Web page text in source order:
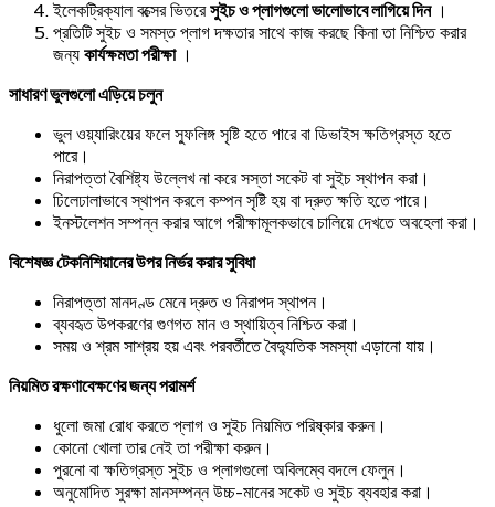
ইলেকট্রিক্যাল বক্সের ভিতরেসুইচ ও প্লাগগুলো ভালোভাবে লাগিয়ে দিন।
প্রতিটি সুইচ ও সমস্ত প্লাগ দক্ষতার সাথে কাজ করছে কিনা তা নিশ্চিত করার
জন্য কার্যক্ষমতা পরীক্ষা।
সাধারণ ভুলগুলো এড়িয়ে চলুন
ভুল ওয়্যারিংয়ের ফলে স্ফুলিঙ্গ সৃষ্টি হতে পারে বা ডিভাইস ক্ষতিগ্রস্ত হতে
পারে।
নিরাপত্তা বৈশিষ্ট্য উল্লেখ না করে সস্তা সকেট বা সুইচ স্থাপন করা।
ঢিলেঢালাভাবে স্থাপন করলে কম্পন সৃষ্টি হয় বা দ্রুত ক্ষতি হতে পারে।
ইনস্টলেশন সম্পন্ন করার আগে পরীক্ষামূলকভাবে চালিয়ে দেখতে অবহেলা করা।
বিশেষজ্ঞ টেকনিশিয়ানের উপর নির্ভর করার সুবিধা
নিরাপত্তা মানদণ্ড মেনে দ্রুত ও নিরাপদ স্থাপন।
ব্যবহৃত উপকরণের গুণগত মান ও স্থায়িত্ব নিশ্চিত করা।
সময় ও শ্রম সাশ্রয় হয় এবং পরবর্তীতে বৈদ্যুতিক সমস্যা এড়ানো যায়।
নিয়মিত রক্ষণাবেক্ষণের জন্য পরামর্শ
ধুলো জমা রোধ করতে প্লাগ ও সুইচ নিয়মিত পরিষ্কার করুন।
কোনো খোলা তার নেই তা পরীক্ষা করুন।
পুরনো বা ক্ষতিগ্রস্ত সুইচ ও প্লাগগুলো অবিলম্বে বদলে ফেলুন।
অনুমোদিত সুরক্ষা মানসম্পন্ন উচ্চ-মানের সকেট ও সুইচ ব্যবহার করা।